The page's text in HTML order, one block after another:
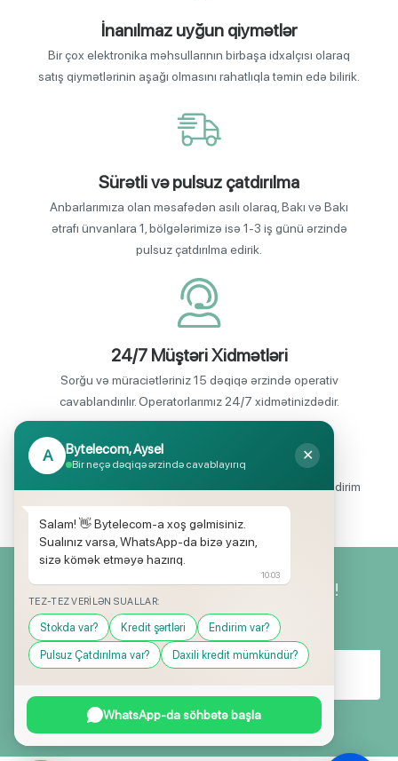
İnanılmaz uyğun qiymətlər
Bir çox elektronika məhsullarının birbaşa idxalçısı olaraq
satış qiymətlərinin aşağı olmasını rahatlıqla təmin edə bilirik.
Sürətli və pulsuz çatdırılma
Anbarlarımıza olan məsafədən asılı olaraq, Bakı və Bakı
ətrafı ünvanlara 1, bölgələrimizə isə 1-3 iş günü ərzində
pulsuz çatdırılma edirik.
24/7 Müştəri Xidmətləri
Sorğu və müraciətləriniz 15 dəqiqə ərzində operativ
cavablandırılır. Operatorlarımız 24/7 xidmətinizdədir.
Endirimli məhsul seçimi
Mağazalarımızda mütəmadi olaraq, yüksək məbləğli endirim
və hədiyyə kampaniyaları keçirilir.
Yeniliklərimizdən ilk siz xəbərdar olun!
A Bytelecom, Aysel
Bir neçə dəqiqə ərzində cavablayırıq
✕
Salam! 👋 Bytelecom-a xoş gəlmisiniz.
Sualınız varsa, WhatsApp-da bizə yazın,
sizə kömək etməyə hazırıq.
10:03
TEZ-TEZ VERILƏN SUALLAR:
Stokda var? Kredit şərtləri Endirim var?
Pulsuz Çatdırılma var? Daxili kredit mümkündür?
WhatsApp-da söhbətə başla